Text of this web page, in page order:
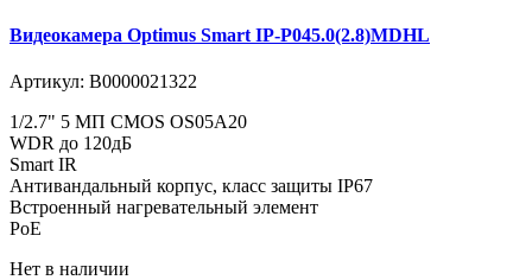
Видеокамера Optimus Smart IP-P045.0(2.8)MDHL
Артикул: В0000021322
1/2.7" 5 МП CMOS OS05A20
WDR до 120дБ
Smart IR
Антивандальный корпус, класс защиты IР67
Встроенный нагревательный элемент
PoE
Нет в наличии